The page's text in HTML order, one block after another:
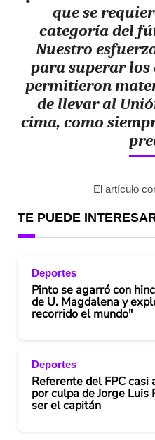
que se
categoría del
Nuestro
para superar los
permitieron
de llevar al
cima, como
El artículo
TE PUEDE
Deportes
Pinto se agarró con
de U. Magdalena y
recorrido el mundo"
Deportes
Referente del FPC casi
por culpa de Jorge Luis
ser el capitán